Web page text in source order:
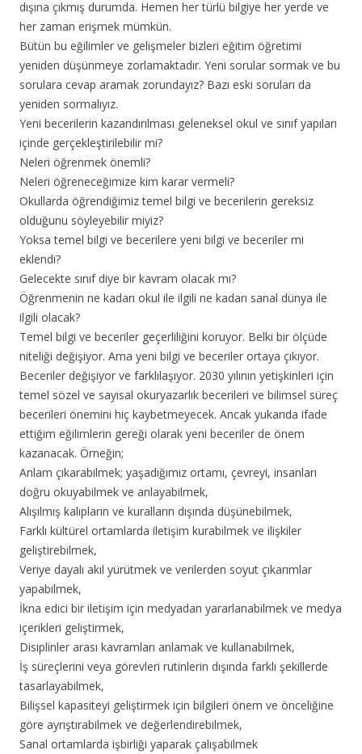
dışına çıkmış durumda. Hemen her türlü bilgiye her yerde ve
her zaman erişmek mümkün.
Bütün bu eğilimler ve gelişmeler bizleri eğitim öğretimi
yeniden düşünmeye zorlamaktadır. Yeni sorular sormak ve bu
sorulara cevap aramak zorundayız? Bazı eski soruları da
yeniden sormalıyız.
Yeni becerilerin kazandırılması geleneksel okul ve sınıf yapıları
içinde gerçekleştirilebilir mi?
Neleri öğrenmek önemli?
Neleri öğreneceğimize kim karar vermeli?
Okullarda öğrendiğimiz temel bilgi ve becerilerin gereksiz
olduğunu söyleyebilir miyiz?
Yoksa temel bilgi ve becerilere yeni bilgi ve beceriler mi
eklendi?
Gelecekte sınıf diye bir kavram olacak mı?
Öğrenmenin ne kadarı okul ile ilgili ne kadarı sanal dünya ile
ilgili olacak?
Temel bilgi ve beceriler geçerliliğini koruyor. Belki bir ölçüde
niteliği değişiyor. Ama yeni bilgi ve beceriler ortaya çıkıyor.
Beceriler değişiyor ve farklılaşıyor. 2030 yılının yetişkinleri için
temel sözel ve sayısal okuryazarlık becerileri ve bilimsel süreç
becerileri önemini hiç kaybetmeyecek. Ancak yukarıda ifade
ettiğim eğilimlerin gereği olarak yeni beceriler de önem
kazanacak. Örneğin;
Anlam çıkarabilmek; yaşadığımız ortamı, çevreyi, insanları
doğru okuyabilmek ve anlayabilmek,
Alışılmış kalıpların ve kuralların dışında düşünebilmek,
Farklı kültürel ortamlarda iletişim kurabilmek ve ilişkiler
geliştirebilmek,
Veriye dayalı akıl yürütmek ve verilerden soyut çıkarımlar
yapabilmek,
İkna edici bir iletişim için medyadan yararlanabilmek ve medya
içerikleri geliştirmek,
Disiplinler arası kavramları anlamak ve kullanabilmek,
İş süreçlerini veya görevleri rutinlerin dışında farklı şekillerde
tasarlayabilmek,
Bilişsel kapasiteyi geliştirmek için bilgileri önem ve önceliğine
göre ayrıştırabilmek ve değerlendirebilmek,
Sanal ortamlarda işbirliği yaparak çalışabilmek